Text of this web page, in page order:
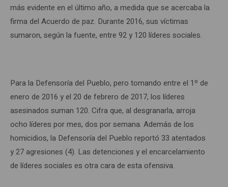
más evidente en el último año, a medida que se acercaba la
firma del Acuerdo de paz. Durante 2016, sus víctimas
sumaron, según la fuente, entre 92 y 120 líderes sociales.
Para la Defensoría del Pueblo, pero tomando entre el 1º de
enero de 2016 y el 20 de febrero de 2017, los líderes
asesinados suman 120. Cifra que, al desgranarla, arroja
ocho líderes por mes, dos por semana. Además de los
homicidios, la Defensoría del Pueblo reportó 33 atentados
y 27 agresiones (4). Las detenciones y el encarcelamiento
de líderes sociales es otra cara de esta ofensiva.